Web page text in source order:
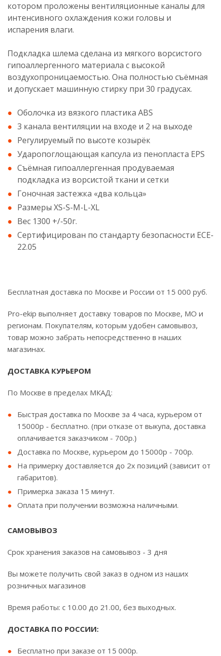
котором проложены вентиляционные каналы для
интенсивного охлаждения кожи головы и
испарения влаги.
Подкладка шлема сделана из мягкого ворсистого
гипоаллергенного материала с высокой
воздухопроницаемостью. Она полностью съёмная
и допускает машинную стирку при 30 градусах.
Оболочка из вязкого пластика ABS
3 канала вентиляции на входе и 2 на выходе
Регулируемый по высоте козырёк
Ударопоглощающая капсула из пенопласта EPS
Съёмная гипоаллергенная продуваемая
подкладка из ворсистой ткани и сетки
Гоночная застежка «два кольца»
Размеры XS-S-M-L-XL
Вес 1300 +/-50г.
Сертифицирован по стандарту безопасности ECE-
22.05
Бесплатная доставка по Москве и России от 15 000 руб.
Pro-ekip выполняет доставку товаров по Москве, МО и
регионам. Покупателям, которым удобен самовывоз,
товар можно забрать непосредственно в наших
магазинах.
ДОСТАВКА КУРЬЕРОМ
По Москве в пределах МКАД:
Быстрая доставка по Москве за 4 часа, курьером от
15000р - бесплатно. (при отказе от выкупа, доставка
оплачивается заказчиком - 700р.)
Доставка по Москве, курьером до 15000р - 700р.
На примерку доставляется до 2х позиций (зависит от
габаритов).
Примерка заказа 15 минут.
Оплата при получении возможна наличными.
САМОВЫВОЗ
Срок хранения заказов на самовывоз - 3 дня
Вы можете получить свой заказ в одном из наших
розничных магазинов
Время работы: с 10.00 до 21.00, без выходных.
ДОСТАВКА ПО РОССИИ:
Бесплатно при заказе от 15 000р.